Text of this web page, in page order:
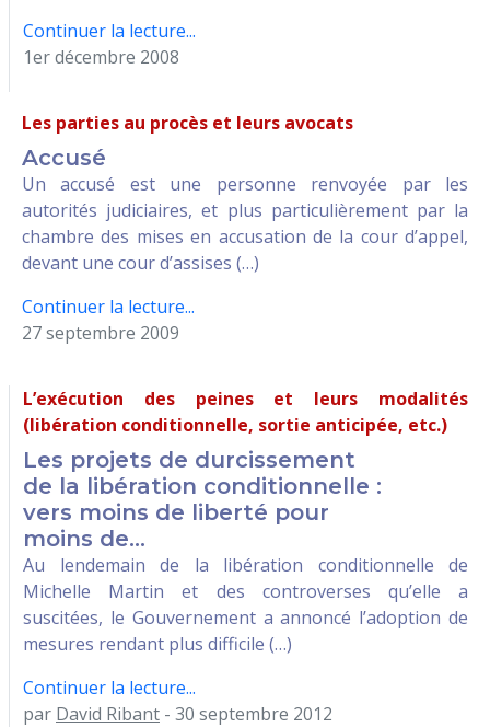
Continuer la lecture...
1er décembre 2008
Les parties au procès et leurs avocats
Accusé
Un accusé est une personne renvoyée par les
autorités judiciaires, et plus particulièrement par la
chambre des mises en accusation de la cour d’appel,
devant une cour d’assises (…)
Continuer la lecture...
27 septembre 2009
L’exécution des peines et leurs modalités
(libération conditionnelle, sortie anticipée, etc.)
Les projets de durcissement
de la libération conditionnelle :
vers moins de liberté pour
moins de...
Au lendemain de la libération conditionnelle de
Michelle Martin et des controverses qu’elle a
suscitées, le Gouvernement a annoncé l’adoption de
mesures rendant plus difficile (…)
Continuer la lecture...
par David Ribant - 30 septembre 2012